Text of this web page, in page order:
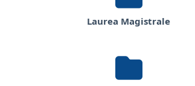
Laurea Magistrale